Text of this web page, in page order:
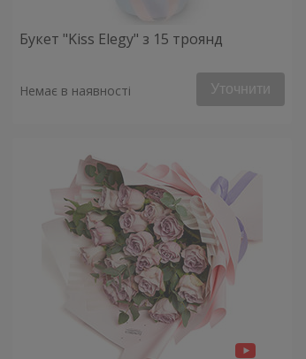
Букет "Kiss Elegy" з 15 троянд
Немає в наявності Уточнити